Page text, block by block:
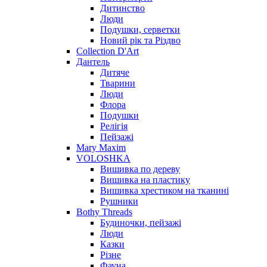
Дитинство
Люди
Подушки, серветки
Новий рік та Різдво
Collection D'Art
Дантель
Дитяче
Тварини
Люди
Флора
Подушки
Релігія
Пейзажі
Mary Maxim
VOLOSHKA
Вишивка по дереву
Вишивка на пластику
Вишивка хрестиком на тканині
Рушники
Bothy Threads
Будиночки, пейзажі
Люди
Казки
Різне